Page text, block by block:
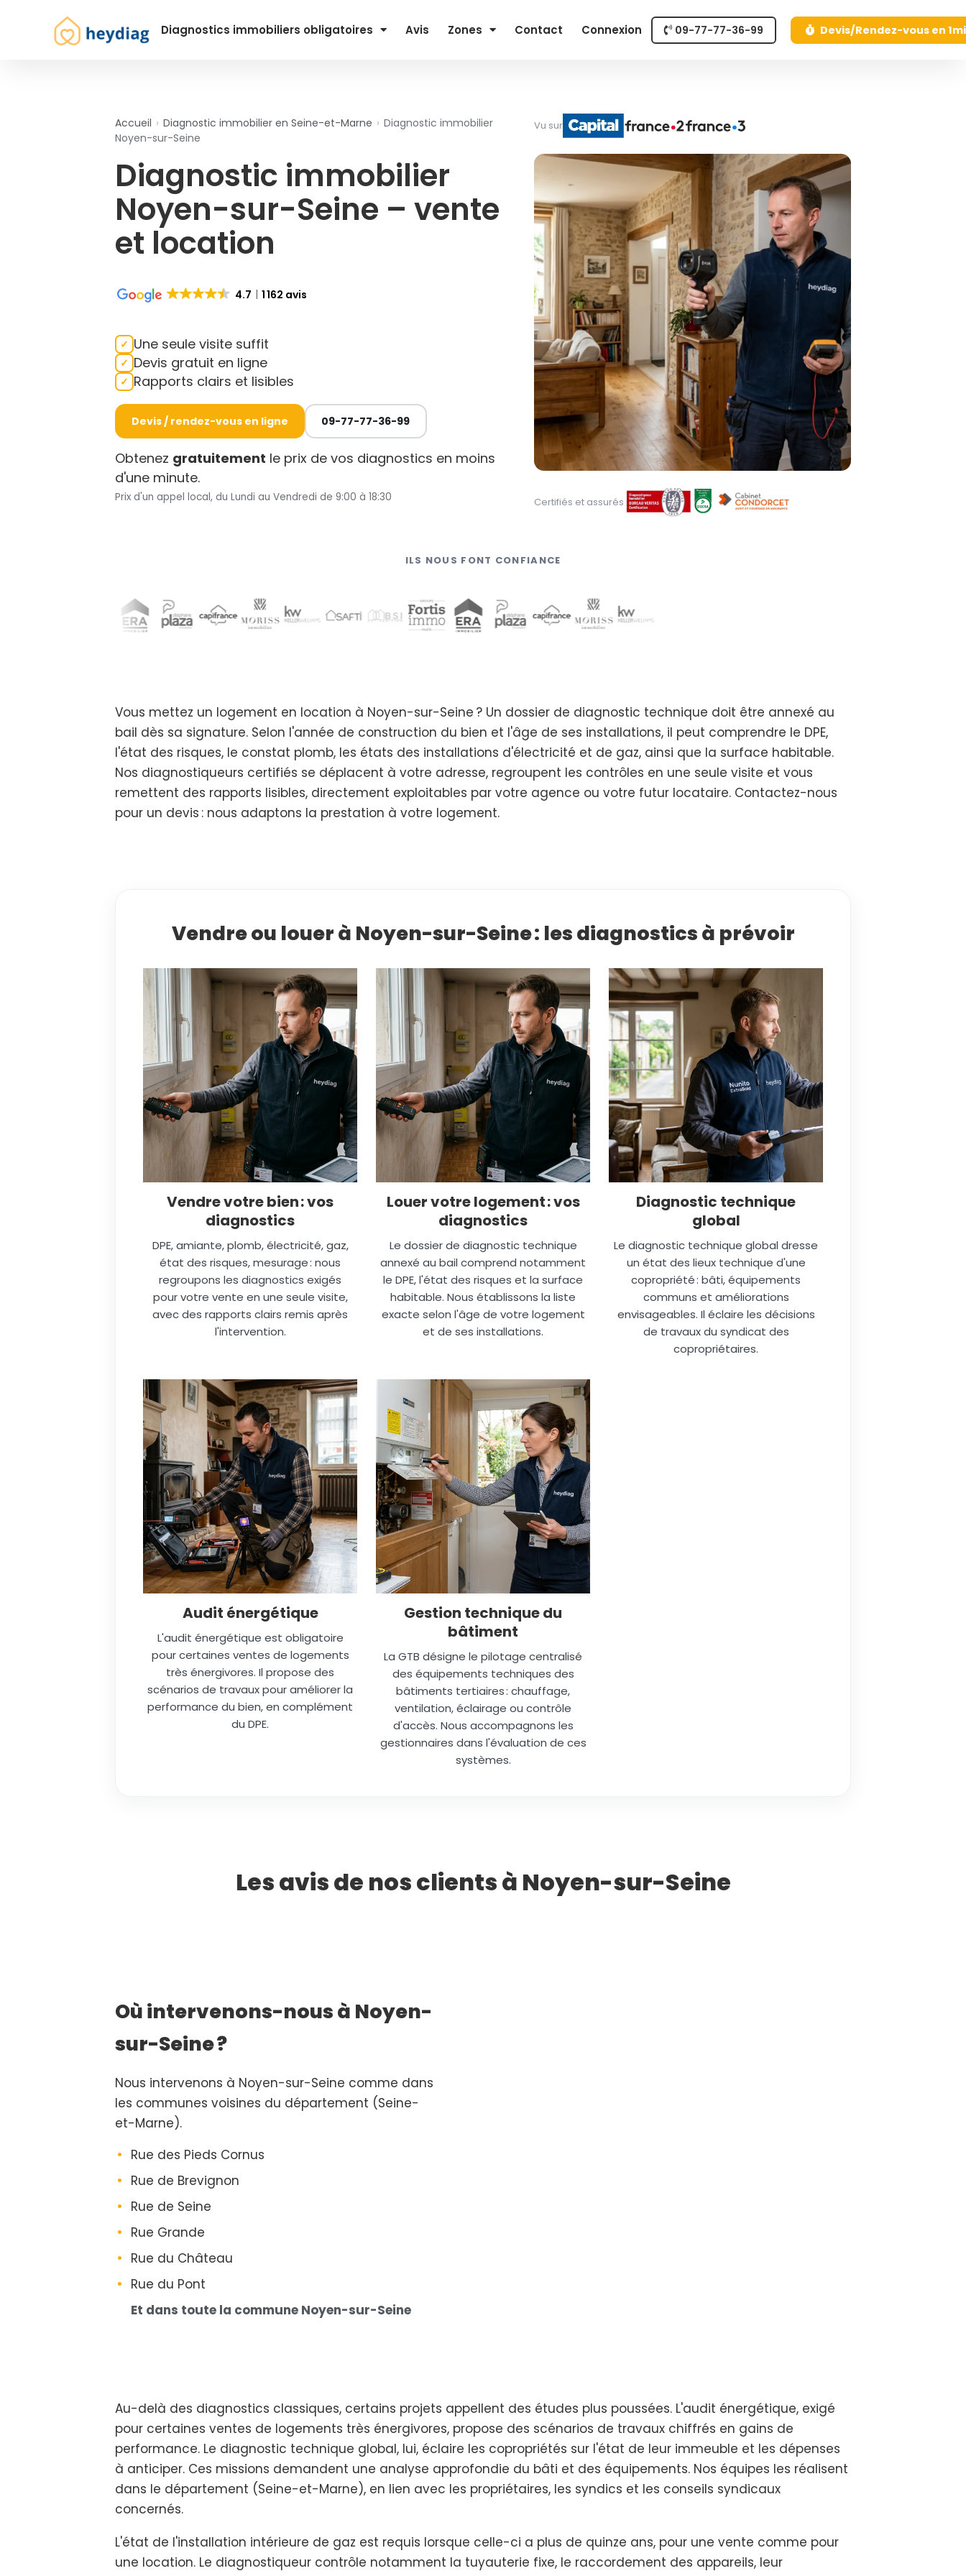
Diagnostics immobiliers obligatoires Avis Zones Contact Connexion 09-77-77-36-99 Devis/Rendez-vous en
Accueil › Diagnostic immobilier en Seine-et-Marne › Diagnostic immobilier
Noyen-sur-Seine
Diagnostic immobilier
Noyen-sur-Seine – vente
et location
4.7 1 162 avis
Une seule visite suffit
Devis gratuit en ligne
Rapports clairs et lisibles
Devis / rendez-vous en ligne 09-77-77-36-99
Obtenez gratuitement le prix de vos diagnostics en moins
d'une minute.
Prix d'un appel local, du Lundi au Vendredi de 9:00 à 18:30
Vu sur
Certifiés et assurés
ILS NOUS FONT CONFIANCE
Vous mettez un logement en location à Noyen-sur-Seine ? Un dossier de diagnostic technique doit être annexé au
bail dès sa signature. Selon l'année de construction du bien et l'âge de ses installations, il peut comprendre le DPE,
l'état des risques, le constat plomb, les états des installations d'électricité et de gaz, ainsi que la surface habitable.
Nos diagnostiqueurs certifiés se déplacent à votre adresse, regroupent les contrôles en une seule visite et vous
remettent des rapports lisibles, directement exploitables par votre agence ou votre futur locataire. Contactez-nous
pour un devis : nous adaptons la prestation à votre logement.
Vendre ou louer à Noyen-sur-Seine : les diagnostics à prévoir
Vendre votre bien : vos
diagnostics
DPE, amiante, plomb, électricité, gaz,
état des risques, mesurage : nous
regroupons les diagnostics exigés
pour votre vente en une seule visite,
avec des rapports clairs remis après
l'intervention.
Louer votre logement : vos
diagnostics
Le dossier de diagnostic technique
annexé au bail comprend notamment
le DPE, l'état des risques et la surface
habitable. Nous établissons la liste
exacte selon l'âge de votre logement
et de ses installations.
Diagnostic technique
global
Le diagnostic technique global dresse
un état des lieux technique d'une
copropriété : bâti, équipements
communs et améliorations
envisageables. Il éclaire les décisions
de travaux du syndicat des
copropriétaires.
Audit énergétique
L'audit énergétique est obligatoire
pour certaines ventes de logements
très énergivores. Il propose des
scénarios de travaux pour améliorer la
performance du bien, en complément
du DPE.
Gestion technique du
bâtiment
La GTB désigne le pilotage centralisé
des équipements techniques des
bâtiments tertiaires : chauffage,
ventilation, éclairage ou contrôle
d'accès. Nous accompagnons les
gestionnaires dans l'évaluation de ces
systèmes.
Les avis de nos clients à Noyen-sur-Seine
Où intervenons-nous à Noyen-
sur-Seine ?
Nous intervenons à Noyen-sur-Seine comme dans
les communes voisines du département (Seine-
et-Marne).
Rue des Pieds Cornus
Rue de Brevignon
Rue de Seine
Rue Grande
Rue du Château
Rue du Pont
Et dans toute la commune Noyen-sur-Seine
Au-delà des diagnostics classiques, certains projets appellent des études plus poussées. L'audit énergétique, exigé
pour certaines ventes de logements très énergivores, propose des scénarios de travaux chiffrés en gains de
performance. Le diagnostic technique global, lui, éclaire les copropriétés sur l'état de leur immeuble et les dépenses
à anticiper. Ces missions demandent une analyse approfondie du bâti et des équipements. Nos équipes les réalisent
dans le département (Seine-et-Marne), en lien avec les propriétaires, les syndics et les conseils syndicaux
concernés.
L'état de l'installation intérieure de gaz est requis lorsque celle-ci a plus de quinze ans, pour une vente comme pour
une location. Le diagnostiqueur contrôle notamment la tuyauterie fixe, le raccordement des appareils, leur